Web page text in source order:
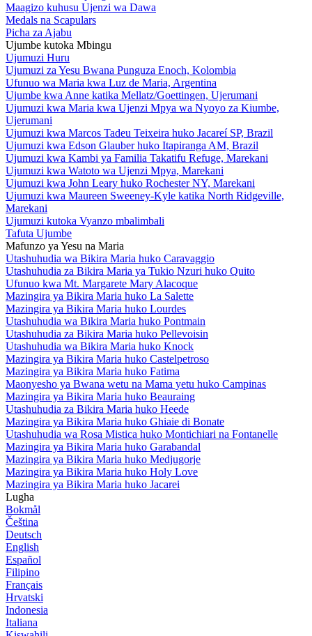
Maagizo kuhusu Ujenzi wa Dawa
Medals na Scapulars
Picha za Ajabu
Ujumbe kutoka Mbingu
Ujumuzi Huru
Ujumuzi za Yesu Bwana Punguza Enoch, Kolombia
Ufunuo wa Maria kwa Luz de Maria, Argentina
Ujumbe kwa Anne katika Mellatz/Goettingen, Ujerumani
Ujumuzi kwa Maria kwa Ujenzi Mpya wa Nyoyo za Kiumbe,
Ujerumani
Ujumuzi kwa Marcos Tadeu Teixeira huko Jacareí SP, Brazil
Ujumuzi kwa Edson Glauber huko Itapiranga AM, Brazil
Ujumuzi kwa Kambi ya Familia Takatifu Refuge, Marekani
Ujumuzi kwa Watoto wa Ujenzi Mpya, Marekani
Ujumuzi kwa John Leary huko Rochester NY, Marekani
Ujumuzi kwa Maureen Sweeney-Kyle katika North Ridgeville,
Marekani
Ujumuzi kutoka Vyanzo mbalimbali
Tafuta Ujumbe
Mafunzo ya Yesu na Maria
Utashuhudia wa Bikira Maria huko Caravaggio
Utashuhudia za Bikira Maria ya Tukio Nzuri huko Quito
Ufunuo kwa Mt. Margarete Mary Alacoque
Mazingira ya Bikira Maria huko La Salette
Mazingira ya Bikira Maria huko Lourdes
Utashuhudia wa Bikira Maria huko Pontmain
Utashuhudia za Bikira Maria huko Pellevoisin
Utashuhudia wa Bikira Maria huko Knock
Mazingira ya Bikira Maria huko Castelpetroso
Mazingira ya Bikira Maria huko Fatima
Maonyesho ya Bwana wetu na Mama yetu huko Campinas
Mazingira ya Bikira Maria huko Beauraing
Utashuhudia za Bikira Maria huko Heede
Mazingira ya Bikira Maria huko Ghiaie di Bonate
Utashuhudia wa Rosa Mistica huko Montichiari na Fontanelle
Mazingira ya Bikira Maria huko Garabandal
Mazingira ya Bikira Maria huko Medjugorje
Mazingira ya Bikira Maria huko Holy Love
Mazingira ya Bikira Maria huko Jacarei
Lugha
Bokmål
Čeština
Deutsch
English
Español
Filipino
Français
Hrvatski
Indonesia
Italiana